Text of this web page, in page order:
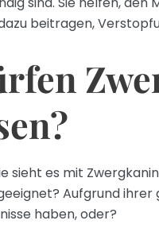
beitragen,
sieht es mit
Aufgrund
haben, oder?